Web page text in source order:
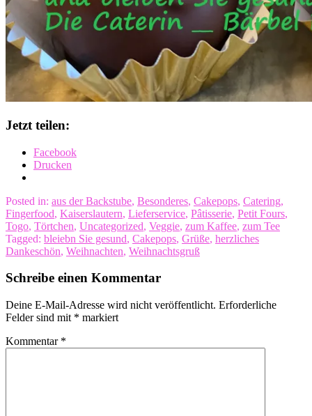
Jetzt teilen:
Facebook
Drucken
Posted in: aus der Backstube, Besonderes, Cakepops, Catering,
Fingerfood, Kaiserslautern, Lieferservice, Pâtisserie, Petit Fours,
Togo, Törtchen, Uncategorized, Veggie, zum Kaffee, zum Tee
Tagged: bleiebn Sie gesund, Cakepops, Grüße, herzliches
Dankeschön, Weihnachten, Weihnachtsgruß
Schreibe einen Kommentar
Deine E-Mail-Adresse wird nicht veröffentlicht. Erforderliche
Felder sind mit * markiert
Kommentar *